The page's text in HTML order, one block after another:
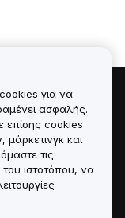
για να
ασφαλής.
επίσης cookies
μάρκετινγκ και
τις
ιστοτόπου, να